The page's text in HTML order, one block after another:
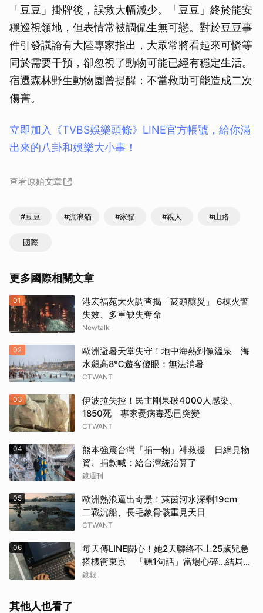
「豆豆」掛牌後，誤救大幅減少。「豆豆」終於能安
穩巡視領地，但表情常被調侃生無可戀。對於豆豆事
件引發議論有大陸專家指出，大眾常將看起來可憐等
同於需要干預，卻忽視了動物可能已經有穩定生活。
宿遷森林野生動物園曾提醒：不當救助可能造成二次
傷害。
立即加入《TVBS娛樂頭條》LINE官方帳號，給你滿
出來的八卦和娛樂大小事！
查看原始文章
#豆豆 #流浪貓 #家貓 #親人 #山路
國際
更多國際相關文章
01
港宏福苑大火調查揭「菸頭釀災」 6棟火警
失效、多重缺失奪命
Newtalk
02
歐洲避暑天堂失守！地中海熱到像溫泉 海
水飆高8℃遊客傻眼：無法消暑
CTWANT
03
伊波拉失控！民主剛果破4000人感染、
1850死 專家憂病毒恐已突變
CTWANT
04
熊本強震台灣「捐一物」神救援 日網見物
資、捐款喊：給台灣統治算了
鏡週刊
05
歐洲熱浪逼出奇景！萊茵河水深剩19cm
二戰沉船、長毛象骨骸重見天日
CTWANT
06
每天傳LINE關心！她2天聯絡不上25歲兒急
搭機衝東京 「聽1句話」當場心碎...結局看
哭網
鏡報
其他人也看了